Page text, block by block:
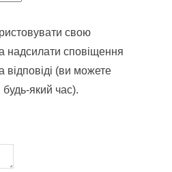
свою
надсилати сповіщення
відповіді (ви можете
будь-який час).